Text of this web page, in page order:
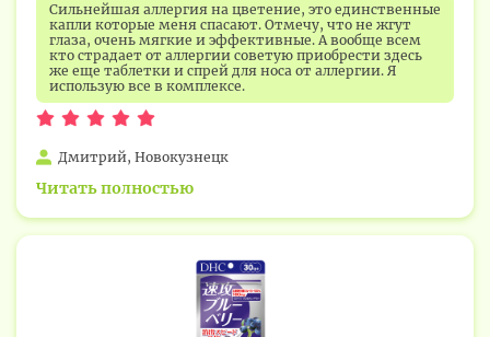
Сильнейшая аллергия на цветение, это единственные
капли которые меня спасают. Отмечу, что не жгут
глаза, очень мягкие и эффективные. А вообще всем
кто страдает от аллергии советую приобрести здесь
же еще таблетки и спрей для носа от аллергии. Я
использую все в комплексе.
Дмитрий, Новокузнецк
Читать полностью